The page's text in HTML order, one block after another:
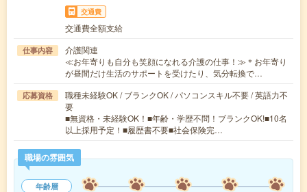
交通費
交通費全額支給
仕事内容
介護関連
≪お年寄りも自分も笑顔になれる介護の仕事！≫＊お年寄り
が昼間だけ生活のサポートを受けたり、気分転換で…
応募資格
職種未経験OK / ブランクOK / パソコンスキル不要 / 英語力不
要
■無資格・未経験OK！■年齢・学歴不問！ブランクOK!■10名
以上採用予定！■履歴書不要■社会保険完…
職場の雰囲気
年齢層